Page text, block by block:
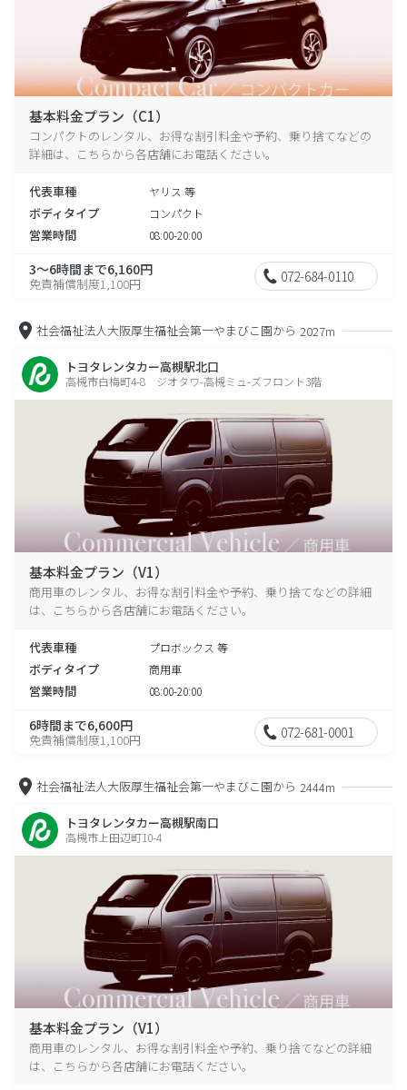
基本料金プラン（C1）
コンパクトのレンタル、お得な割引料金や予約、乗り捨てなどの
詳細は、こちらから各店舗にお電話ください。
代表車種 ヤリス 等
ボディタイプ コンパクト
営業時間 08:00-20:00
3～6時間まで6,160円
免責補償制度1,100円 072-684-0110
社会福祉法人大阪厚生福祉会第一やまびこ園から 2027m
トヨタレンタカー高槻駅北口
高槻市白梅町4-8 ジオタワ-高槻ミュ-ズフロント3階
基本料金プラン（V1）
商用車のレンタル、お得な割引料金や予約、乗り捨てなどの詳細
は、こちらから各店舗にお電話ください。
代表車種 プロボックス 等
ボディタイプ 商用車
営業時間 08:00-20:00
6時間まで6,600円
免責補償制度1,100円 072-681-0001
社会福祉法人大阪厚生福祉会第一やまびこ園から 2444m
トヨタレンタカー高槻駅南口
高槻市上田辺町10-4
基本料金プラン（V1）
商用車のレンタル、お得な割引料金や予約、乗り捨てなどの詳細
は、こちらから各店舗にお電話ください。